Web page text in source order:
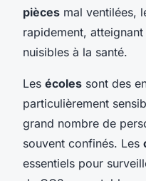
pièces mal ventilées,
rapidement,
nuisibles à la santé.
Les écoles sont des
particulièrement
grand nombre de
souvent confinés. Les
essentiels pour